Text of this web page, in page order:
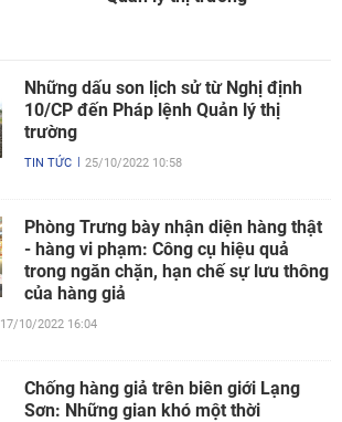
Những dấu son lịch sử từ Nghị định
10/CP đến Pháp lệnh Quản lý thị
trường
TIN TỨC 25/10/2022 10:58
Phòng Trưng bày nhận diện hàng thật
- hàng vi phạm: Công cụ hiệu quả
trong ngăn chặn, hạn chế sự lưu thông
của hàng giả
17/10/2022 16:04
Chống hàng giả trên biên giới Lạng
Sơn: Những gian khó một thời